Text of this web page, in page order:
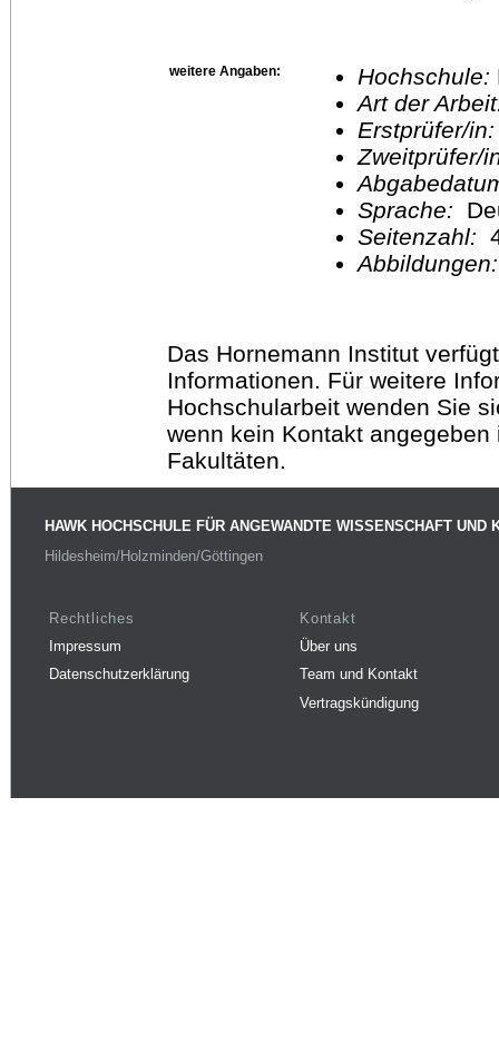
weitere Angaben: Hochschule:
Art der
Erstprüfer/
Sprache:
Seitenzahl:
Das Hornemann Institut
Informationen. Für weitere
Hochschularbeit wenden Sie
wenn kein Kontakt
Fakultäten.
HAWK HOCHSCHULE FÜR ANGEWANDTE WISSENSCHAFT UND
Hildesheim/Holzminden/Göttingen
Rechtliches
Impressum
Datenschutzerklärung
Kontakt
Über uns
Team und Kontakt
Vertragskündigung